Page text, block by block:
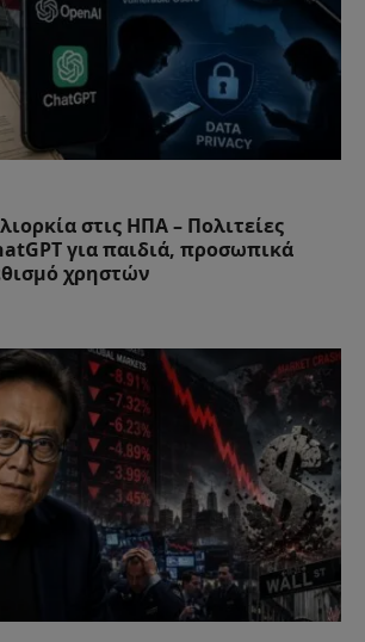
στις ΗΠΑ – Πολιτείες
για παιδιά, προσωπικά
χρηστών